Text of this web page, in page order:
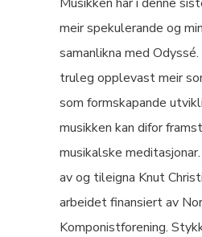
meir spekulerande og
samanlikna med
truleg opplevast meir
som formskapande
musikken kan difor
musikalske
av og tileigna Knut
arbeidet finansiert av
Komponistforening.